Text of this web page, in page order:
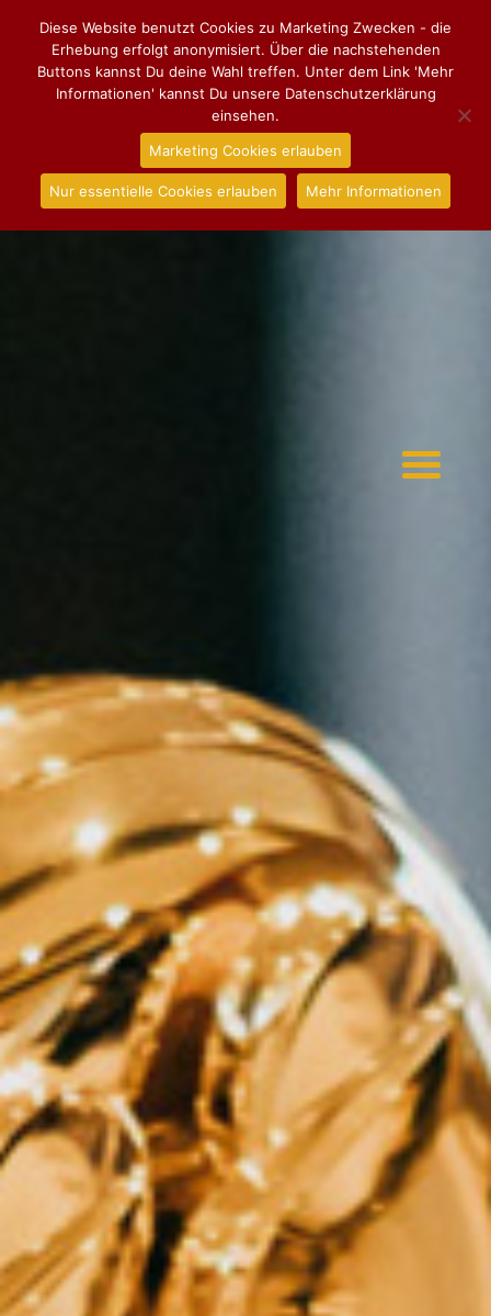
Diese Website benutzt Cookies zu Marketing Zwecken - die
Erhebung erfolgt anonymisiert. Über die nachstehenden
Buttons kannst Du deine Wahl treffen. Unter dem Link 'Mehr
Informationen' kannst Du unsere Datenschutzerklärung
einsehen.
Marketing Cookies erlauben
Nur essentielle Cookies erlauben Mehr Informationen